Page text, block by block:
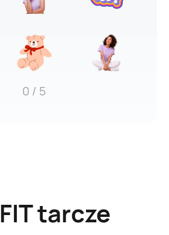
0 / 5
FIT tarcze